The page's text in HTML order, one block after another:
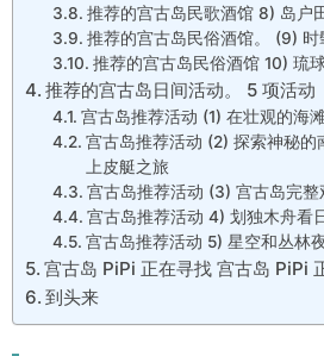
推荐的宫古岛民歌酒馆 8) 岛户
推荐的宫古岛民俗酒馆。 (9) 时
推荐的宫古岛民俗酒馆 10) 琉
推荐的宫古岛日间活动。 5 项活动
宫古岛推荐活动 (1) 在壮观的海
宫古岛推荐活动 (2) 探索神秘的
上皮艇之旅
宫古岛推荐活动 (3) 宫古岛完整
宫古岛推荐活动 4) 划独木舟看
宫古岛推荐活动 5) 星空和丛林
宫古岛 PiPi 正在寻找 宫古岛 PiPi
到头来